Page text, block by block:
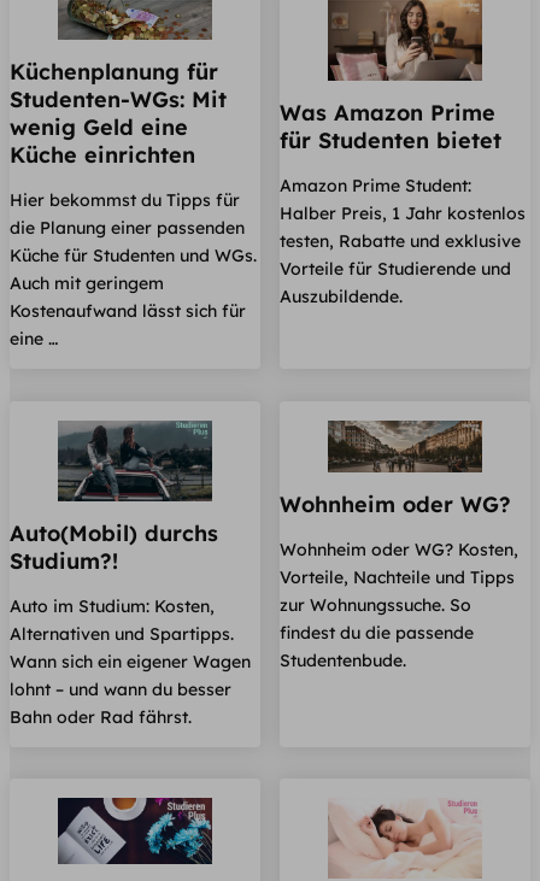
Küchenplanung für
Studenten-WGs: Mit
wenig Geld eine
Küche einrichten
Hier bekommst du Tipps für
die Planung einer passenden
Küche für Studenten und WGs.
Auch mit geringem
Kostenaufwand lässt sich für
eine …
Was Amazon Prime
für Studenten bietet
Amazon Prime Student:
Halber Preis, 1 Jahr kostenlos
testen, Rabatte und exklusive
Vorteile für Studierende und
Auszubildende.
Auto(Mobil) durchs
Studium?!
Auto im Studium: Kosten,
Alternativen und Spartipps.
Wann sich ein eigener Wagen
lohnt – und wann du besser
Bahn oder Rad fährst.
Wohnheim oder WG?
Wohnheim oder WG? Kosten,
Vorteile, Nachteile und Tipps
zur Wohnungssuche. So
findest du die passende
Studentenbude.